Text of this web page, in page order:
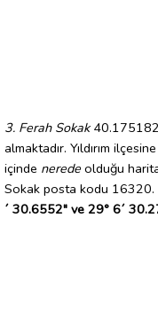
3. Ferah Sokak
almaktadır. Yıldırım ilçesine
içinde nerede olduğu
Sokak posta kodu 16320.
´ 30.6552" ve 29° 6´